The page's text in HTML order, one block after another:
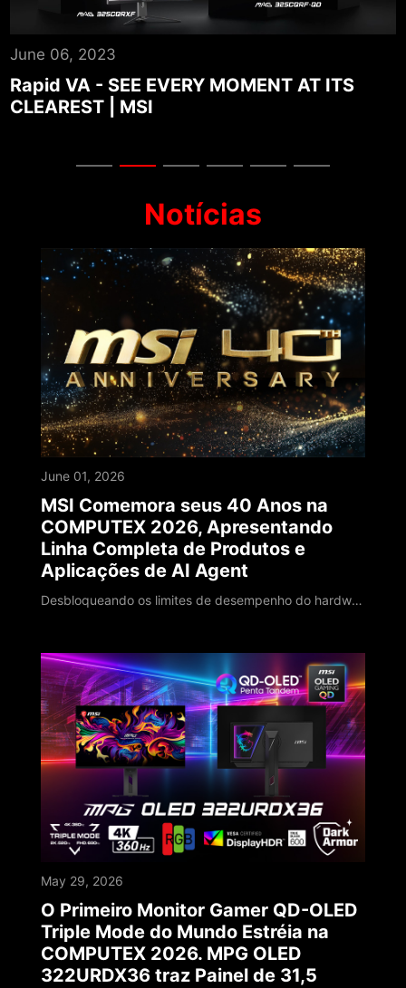
June 06, 2023
Rapid VA - SEE EVERY MOMENT AT ITS
CLEAREST | MSI
Notícias
June 01, 2026
MSI Comemora seus 40 Anos na
COMPUTEX 2026, Apresentando
Linha Completa de Produtos e
Aplicações de AI Agent
Desbloqueando os limites de desempenho do hardware enquanto lidera implantações localizadas de IA no dispositivo A MSI, líder global em computação de alto desempenho e AI PCs, revelou seu roadmap tecnológico de próxima geração na COMPUTEX 2026. Marcando o importante marco de seu 40º aniversário, a MSI aprofundou a integração entre software e hardware, aproveitando quatro décadas de experiência em engenharia para atualizar todo o seu portfól
May 29, 2026
O Primeiro Monitor Gamer QD-OLED
Triple Mode do Mundo Estréia na
COMPUTEX 2026. MPG OLED
322URDX36 traz Painel de 31,5